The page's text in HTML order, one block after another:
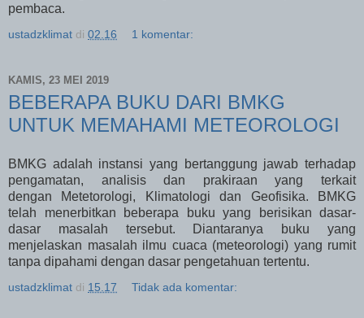
pembaca.
ustadzklimat di 02.16 1 komentar:
KAMIS, 23 MEI 2019
BEBERAPA BUKU DARI BMKG
UNTUK MEMAHAMI METEOROLOGI
BMKG adalah instansi yang bertanggung jawab terhadap
pengamatan, analisis dan prakiraan yang terkait
dengan Metetorologi, Klimatologi dan Geofisika. BMKG
telah menerbitkan beberapa buku yang berisikan dasar-
dasar masalah tersebut. Diantaranya buku yang
menjelaskan masalah ilmu cuaca (meteorologi) yang rumit
tanpa dipahami dengan dasar pengetahuan tertentu.
ustadzklimat di 15.17 Tidak ada komentar: